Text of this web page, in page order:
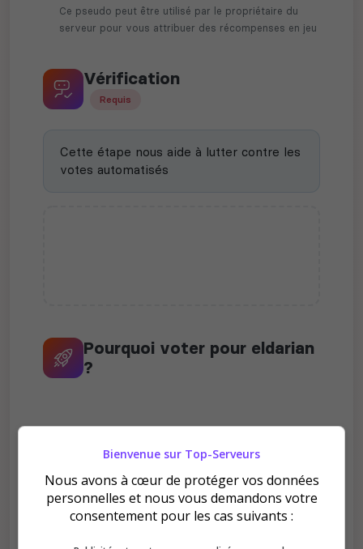
Ce pseudo peut être utilisé par le propriétaire du
serveur pour vous attribuer des récompenses en jeu
Vérification
Requis
Cette étape nous aide à lutter contre les
votes automatisés
Pourquoi voter pour eldarian
?
Améliore le classement
Votre vote aide le serveur à monter dans le
classement
Bienvenue sur Top-Serveurs
Nous avons à cœur de protéger vos données
personnelles et nous vous demandons votre
consentement pour les cas suivants :